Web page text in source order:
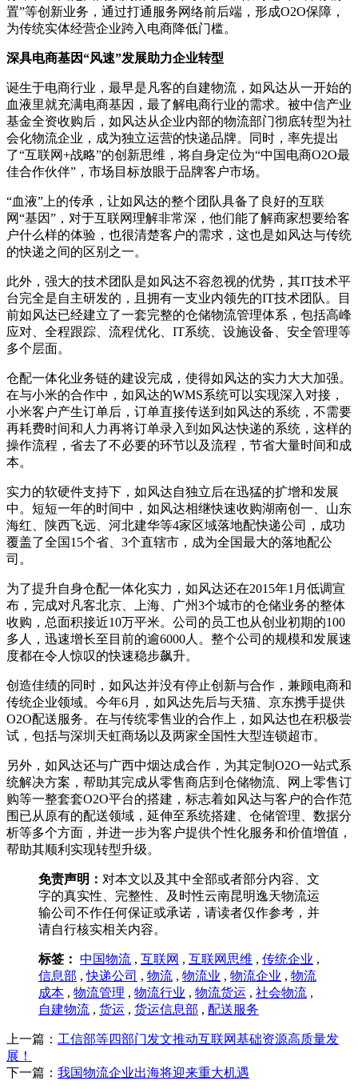
置”等创新业务，通过打通服务网络前后端，形成O2O保障，
为传统实体经营企业跨入电商降低门槛。
深具电商基因“风速”发展助力企业转型
诞生于电商行业，最早是凡客的自建物流，如风达从一开始的
血液里就充满电商基因，最了解电商行业的需求。被中信产业
基金全资收购后，如风达从企业内部的物流部门彻底转型为社
会化物流企业，成为独立运营的快递品牌。同时，率先提出
了“互联网+战略”的创新思维，将自身定位为“中国电商O2O最
佳合作伙伴”，市场目标放眼于品牌客户市场。
“血液”上的传承，让如风达的整个团队具备了良好的互联
网“基因”，对于互联网理解非常深，他们能了解商家想要给客
户什么样的体验，也很清楚客户的需求，这也是如风达与传统
的快递之间的区别之一。
此外，强大的技术团队是如风达不容忽视的优势，其IT技术平
台完全是自主研发的，且拥有一支业内领先的IT技术团队。目
前如风达已经建立了一套完整的仓储物流管理体系，包括高峰
应对、全程跟踪、流程优化、IT系统、设施设备、安全管理等
多个层面。
仓配一体化业务链的建设完成，使得如风达的实力大大加强。
在与小米的合作中，如风达的WMS系统可以实现深入对接，
小米客户产生订单后，订单直接传送到如风达的系统，不需要
再耗费时间和人力再将订单录入到如风达快递的系统，这样的
操作流程，省去了不必要的环节以及流程，节省大量时间和成
本。
实力的软硬件支持下，如风达自独立后在迅猛的扩增和发展
中。短短一年的时间中，如风达相继快速收购湖南创一、山东
海红、陕西飞远、河北建华等4家区域落地配快递公司，成功
覆盖了全国15个省、3个直辖市，成为全国最大的落地配公
司。
为了提升自身仓配一体化实力，如风达还在2015年1月低调宣
布，完成对凡客北京、上海、广州3个城市的仓储业务的整体
收购，总面积接近10万平米。公司的员工也从创业初期的100
多人，迅速增长至目前的逾6000人。整个公司的规模和发展速
度都在令人惊叹的快速稳步飙升。
创造佳绩的同时，如风达并没有停止创新与合作，兼顾电商和
传统企业领域。今年6月，如风达先后与天猫、京东携手提供
O2O配送服务。在与传统零售业的合作上，如风达也在积极尝
试，包括与深圳天虹商场以及两家全国性大型连锁超市。
另外，如风达还与广西中烟达成合作，为其定制O2O一站式系
统解决方案，帮助其完成从零售商店到仓储物流、网上零售订
购等一整套套O2O平台的搭建，标志着如风达与客户的合作范
围已从原有的配送领域，延伸至系统搭建、仓储管理、数据分
析等多个方面，并进一步为客户提供个性化服务和价值增值，
帮助其顺利实现转型升级。
免责声明： 对本文以及其中全部或者部分内容、文
字的真实性、完整性、及时性云南昆明逸天物流运
输公司不作任何保证或承诺，请读者仅作参考，并
请自行核实相关内容。
标签： 中国物流 , 互联网 , 互联网思维 , 传统企业 ,
信息部 ,快递公司 , 物流 , 物流业 , 物流企业 , 物流
成本 , 物流管理 , 物流行业 , 物流货运 , 社会物流 ,
自建物流 , 货运 , 货运信息部 , 配送服务
上一篇： 工信部等四部门发文推动互联网基础资源高质量发
展！
下一篇： 我国物流企业出海将迎来重大机遇